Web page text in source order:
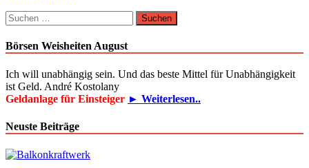
Suchen
nach:
Börsen Weisheiten August
Ich will unabhängig sein. Und das beste Mittel für Unabhängigkeit
ist Geld. André Kostolany
Geldanlage für Einsteiger ► Weiterlesen..
Neuste Beiträge